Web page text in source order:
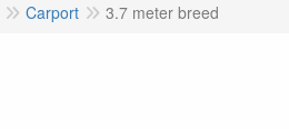
Carport 3.7 meter breed